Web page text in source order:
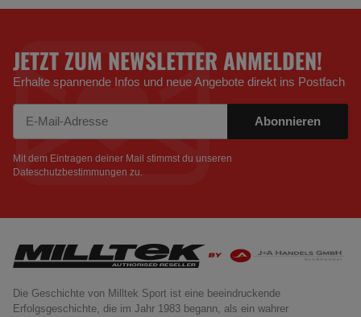
JETZT ZUM NEWSLETTER ANMELDEN!
Erhalte spannende Infos und neue Angebote direkt ins Postfach
Abonnieren
Mit dem Eintragen deiner Mail stimmst du unseren
Dateschutzbestimmungen zu.
Die Geschichte von Milltek Sport ist eine beeindruckende
Erfolgsgeschichte, die im Jahr 1983 begann, als ein wahrer